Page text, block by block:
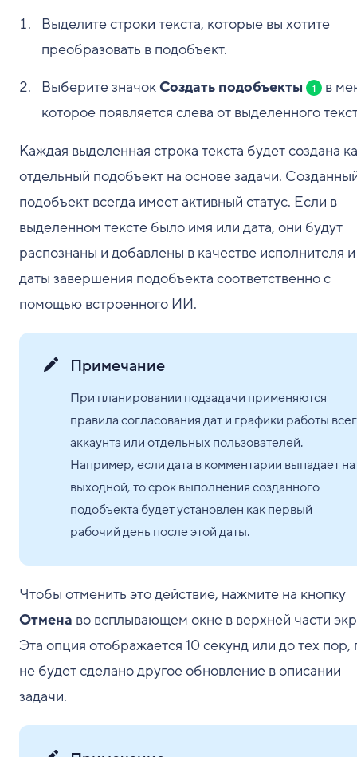
Выделите строки текста, которые вы хотите
преобразовать в подобъект.
Выберите значокСоздать подобъекты 1
в
которое появляется слева от выделенного
Каждая выделенная строка текста будет создана
отдельный подобъект на основе задачи.
подобъект всегда имеет активный статус. Если в
выделенном тексте было имя или дата, они будут
распознаны и добавлены в качестве исполнителя и
даты завершения подобъекта соответственно с
помощью встроенного ИИ.
Примечание
При планировании подзадачи применяются
правила согласования дат и графики работы
аккаунта или отдельных пользователей.
Например, если дата в комментарии выпадает на
выходной, то срок выполнения созданного
подобъекта будет установлен как первый
рабочий день после этой даты.
Чтобы отменить это действие, нажмите на кнопку
Отмена во всплывающем окне в верхней части
Эта опция отображается 10 секунд или до тех пор,
не будет сделано другое обновление в описании
задачи.